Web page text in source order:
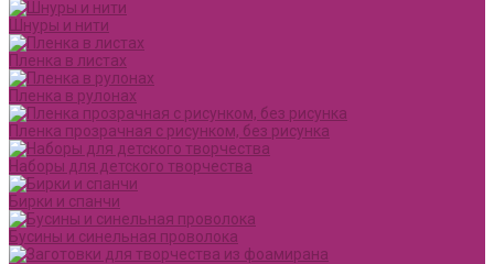
Шнуры и нити
Пленка в листах
Пленка в рулонах
Пленка прозрачная с рисунком, без рисунка
Наборы для детского творчества
Бирки и спанчи
Бусины и синельная проволока